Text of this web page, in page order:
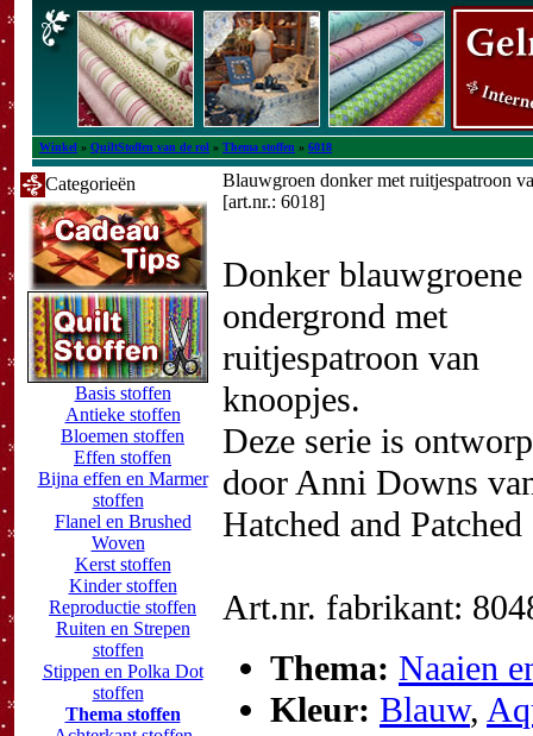
Winkel » QuiltStoffen van de rol » Thema stoffen » 6018
Categorieën
Basis stoffen
Antieke stoffen
Bloemen stoffen
Effen stoffen
Bijna effen en Marmer
stoffen
Flanel en Brushed
Woven
Kerst stoffen
Kinder stoffen
Reproductie stoffen
Ruiten en Strepen
stoffen
Stippen en Polka Dot
stoffen
Thema stoffen
Blauwgroen donker met ruitjespatroon
[art.nr.: 6018]
Donker blauwgroene
ondergrond met
ruitjespatroon van
knoopjes.
Deze serie is
door Anni Downs
Hatched and Patched
Art.nr. fabrikant:
Thema: Naaien
Kleur: Blauw,